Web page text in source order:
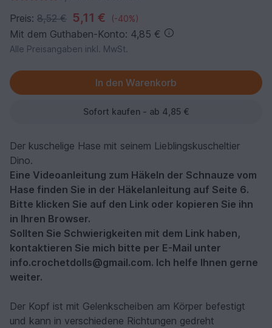
Preis: 8,52 € 5,11 € (-40%)
Mit dem Guthaben-Konto: 4,85 €
Alle Preisangaben inkl. MwSt.
Sofort kaufen - ab 4,85 €
Der kuschelige Hase mit seinem Lieblingskuscheltier
Dino.
Eine Videoanleitung zum Häkeln der Schnauze vom
Hase finden Sie in der Häkelanleitung auf Seite 6.
Bitte klicken Sie auf den Link oder kopieren Sie ihn
in Ihren Browser.
Sollten Sie Schwierigkeiten mit dem Link haben,
kontaktieren Sie mich bitte per E-Mail unter
info.crochetdolls@gmail.com. Ich helfe Ihnen gerne
weiter.
Der Kopf ist mit Gelenkscheiben am Körper befestigt
und kann in verschiedene Richtungen gedreht